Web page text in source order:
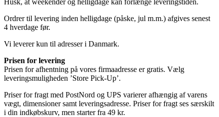
Husk, at weekender og helligdage kan forlænge leveringstiden.
Ordrer til levering inden helligdage (påske, jul m.m.) afgives senest
4 hverdage før.
Vi leverer kun til adresser i Danmark.
Prisen for levering
Prisen for afhentning på vores firmaadresse er gratis. Vælg
leveringsmuligheden ’Store Pick-Up’.
Priser for fragt med PostNord og UPS varierer afhængig af varens
vægt, dimensioner samt leveringsadresse. Priser for fragt ses særskilt
i din indkøbskurv, men starter fra 49 kr.